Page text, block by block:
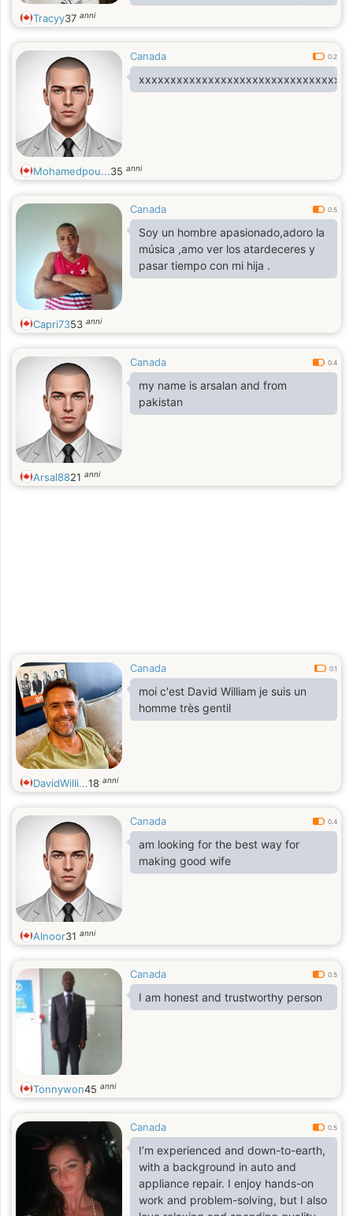
seeking to live each moment to the
fullest. I also define myself by my
connecting deeply with those
around me.
Tracyy37 anni
Canada 0.2
xxxxxxxxxxxxxxxxxxxxxxxxxxxxxxxxxx
Mohamedpou...35 anni
Canada 0.5
Soy un hombre apasionado,adoro la
música ,amo ver los atardeceres y
pasar tiempo con mi hija .
Capri7353 anni
Canada 0.4
my name is arsalan and from
pakistan
Arsal8821 anni
Canada 0.1
moi c'est David William je suis un
homme très gentil
DavidWilli...18 anni
Canada 0.4
am looking for the best way for
making good wife
Alnoor31 anni
Canada 0.5
I am honest and trustworthy person
Tonnywon45 anni
Canada 0.5
I’m experienced and down-to-earth,
with a background in auto and
appliance repair. I enjoy hands-on
work and problem-solving, but I also